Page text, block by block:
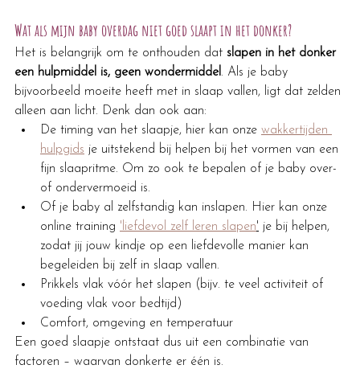
Wat als mijn baby overdag niet goed slaapt in het donker?
Het is belangrijk om te onthouden dat slapen in het donker
een hulpmiddel is, geen wondermiddel . Als je baby
bijvoorbeeld moeite heeft met in slaap vallen, ligt dat zelden
alleen aan licht. Denk dan ook aan:
De timing van het slaapje, hier kan onze wakkertijden
hulpgids je uitstekend bij helpen bij het vormen van een
fijn slaapritme. Om zo ook te bepalen of je baby over-
of ondervermoeid is.
Of je baby al zelfstandig kan inslapen. Hier kan onze
online training 'liefdevol zelf leren slapen' je bij helpen,
zodat jij jouw kindje op een liefdevolle manier kan
begeleiden bij zelf in slaap vallen.
Prikkels vlak vóór het slapen (bijv. te veel activiteit of
voeding vlak voor bedtijd)
Comfort, omgeving en temperatuur
Een goed slaapje ontstaat dus uit een combinatie van
factoren – waarvan donkerte er één is.